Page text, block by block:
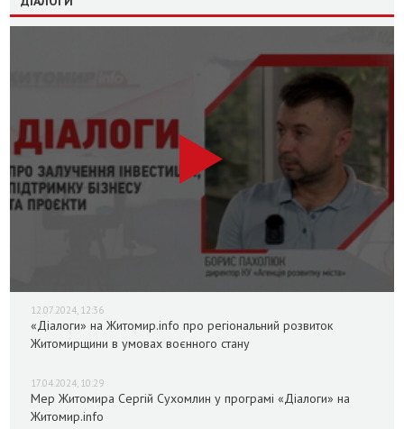
12.07.2024, 12:36
«Діалоги» на Житомир.info про регіональний розвиток
Житомирщини в умовах воєнного стану
17.04.2024, 10:29
Мер Житомира Сергій Сухомлин у програмі «Діалоги» на
Житомир.info